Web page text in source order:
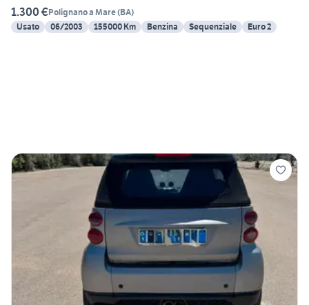
1.300 €Polignano a Mare(BA)
Usato
06/2003 155000 Km Benzina Sequenziale Euro 2